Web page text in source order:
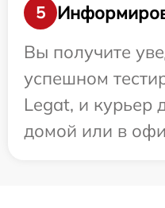
5
Вы получите
успешном
Legat, и курьер
домой или в